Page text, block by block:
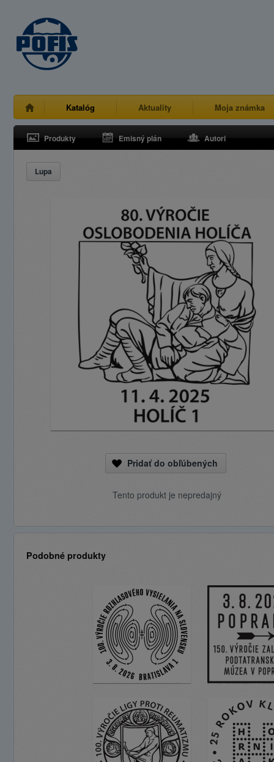
Katalóg Aktuality Moja známka
Produkty Emisný plán Autori
Lupa
Pridať do obľúbených
Tento produkt je nepredajný
Podobné produkty